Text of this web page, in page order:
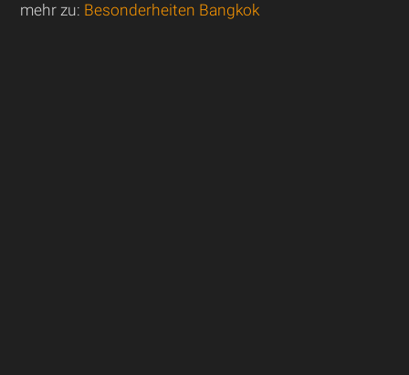
mehr zu: Besonderheiten Bangkok